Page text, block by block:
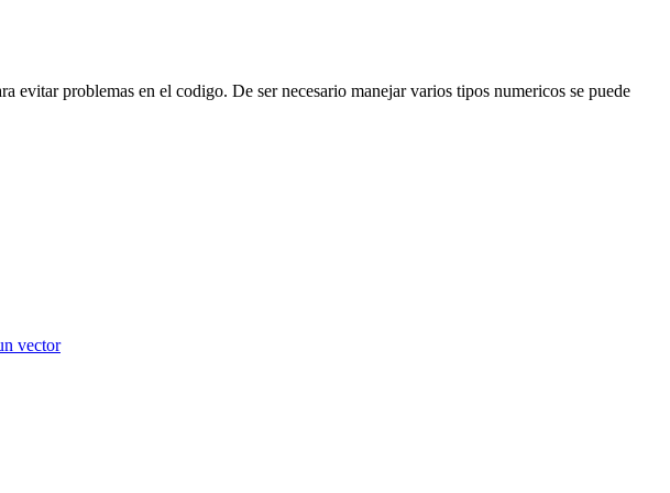
evitar problemas en el codigo. De ser necesario manejar varios tipos numericos se puede